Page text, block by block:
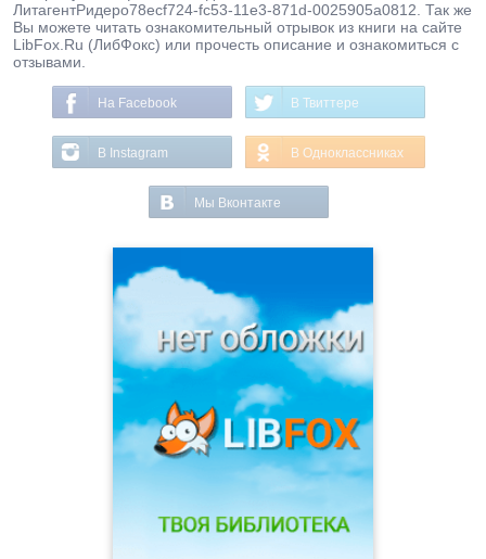
ЛитагентРидеро78ecf724-fc53-11e3-871d-0025905a0812. Так же
Вы можете читать ознакомительный отрывок из книги на сайте
LibFox.Ru (ЛибФокс) или прочесть описание и ознакомиться с
отзывами.
На Facebook В Твиттере
В Instagram В Одноклассниках
Мы Вконтакте